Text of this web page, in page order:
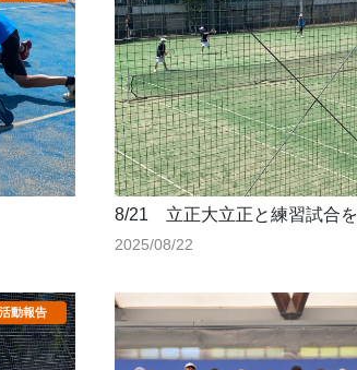
8/21 立正大立正と練習試合
2025/08/22